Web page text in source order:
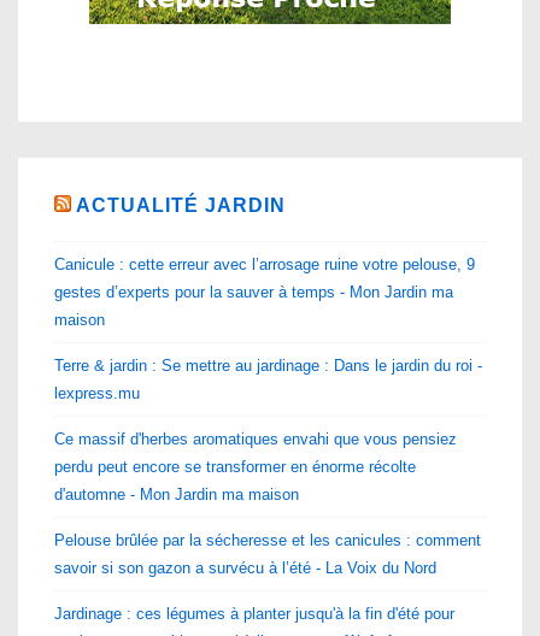
ACTUALITÉ JARDIN
Canicule : cette erreur avec l’arrosage ruine votre pelouse, 9
gestes d’experts pour la sauver à temps - Mon Jardin ma
maison
Terre & jardin : Se mettre au jardinage : Dans le jardin du roi -
lexpress.mu
Ce massif d'herbes aromatiques envahi que vous pensiez
perdu peut encore se transformer en énorme récolte
d'automne - Mon Jardin ma maison
Pelouse brûlée par la sécheresse et les canicules : comment
savoir si son gazon a survécu à l’été - La Voix du Nord
Jardinage : ces légumes à planter jusqu'à la fin d'été pour